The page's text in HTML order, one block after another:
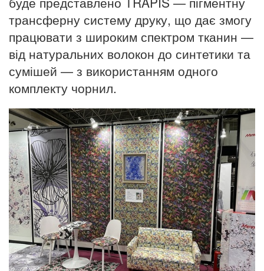
трансферну систему друку, що дає змогу
працювати з широким спектром тканин —
від натуральних волокон до синтетики та
сумішей — з використанням одного
комплекту чорнил.